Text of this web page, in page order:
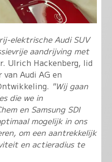
elektrische Audi SUV
aandrijving met
Ulrich Hackenberg, lid
van Audi AG en
"Wij gaan
die we in
en Samsung SDI
mogelijk in ons
om een aantrekkelijk
en actieradius te